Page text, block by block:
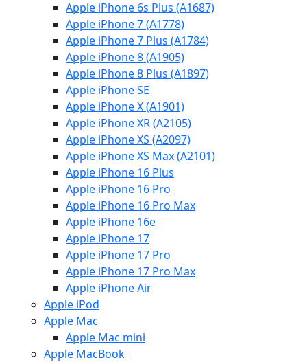
Apple iPhone 6s Plus (A1687)
Apple iPhone 7 (A1778)
Apple iPhone 7 Plus (A1784)
Apple iPhone 8 (A1905)
Apple iPhone 8 Plus (A1897)
Apple iPhone SE
Apple iPhone X (A1901)
Apple iPhone XR (A2105)
Apple iPhone XS (A2097)
Apple iPhone XS Max (A2101)
Apple iPhone 16 Plus
Apple iPhone 16 Pro
Apple iPhone 16 Pro Max
Apple iPhone 16e
Apple iPhone 17
Apple iPhone 17 Pro
Apple iPhone 17 Pro Max
Apple iPhone Air
Apple iPod
Apple Mac
Apple Mac mini
Apple MacBook